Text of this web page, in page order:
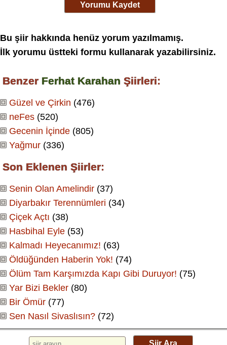
Yorumu Kaydet
Bu şiir hakkında henüz yorum yazılmamış.
İlk yorumu üstteki formu kullanarak yazabilirsiniz.
Benzer Ferhat Karahan Şiirleri:
Güzel ve Çirkin (476)
neFes (520)
Gecenin İçinde (805)
Yağmur (336)
Son Eklenen Şiirler:
Senin Olan Amelindir (37)
Diyarbakır Terennümleri (34)
Çiçek Açtı (38)
Hasbihal Eyle (53)
Kalmadı Heyecanımız! (63)
Öldüğünden Haberin Yok! (74)
Ölüm Tam Karşımızda Kapı Gibi Duruyor! (75)
Yar Bizi Bekler (80)
Bir Ömür (77)
Sen Nasıl Sivaslısın? (72)